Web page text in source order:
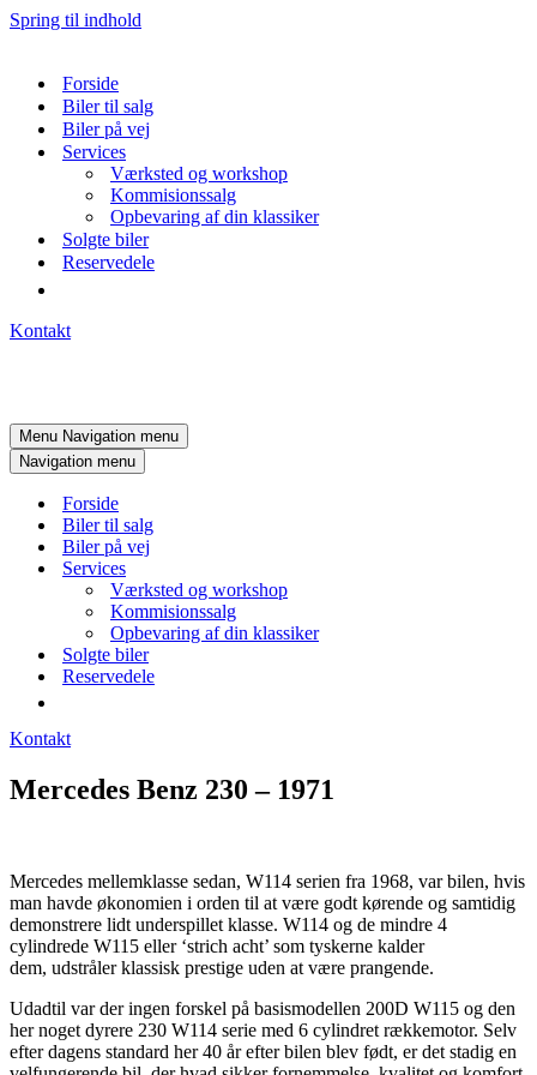
Spring til indhold
Forside
Biler til salg
Biler på vej
Services
Værksted og workshop
Kommisionssalg
Opbevaring af din klassiker
Solgte biler
Reservedele
Kontakt
Menu Navigation menu
Navigation menu
Forside
Biler til salg
Biler på vej
Services
Værksted og workshop
Kommisionssalg
Opbevaring af din klassiker
Solgte biler
Reservedele
Kontakt
Mercedes Benz 230 – 1971
Mercedes mellemklasse sedan, W114 serien fra 1968, var bilen, hvis
man havde økonomien i orden til at være godt kørende og samtidig
demonstrere lidt underspillet klasse. W114 og de mindre 4
cylindrede W115 eller ‘strich acht’ som tyskerne kalder
dem, udstråler klassisk prestige uden at være prangende.
Udadtil var der ingen forskel på basismodellen 200D W115 og den
her noget dyrere 230 W114 serie med 6 cylindret rækkemotor. Selv
efter dagens standard her 40 år efter bilen blev født, er det stadig en